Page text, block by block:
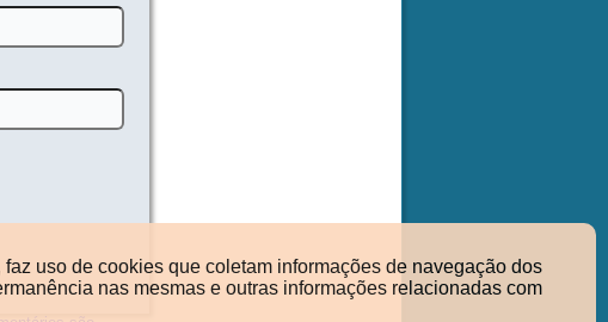
uso de cookies que coletam informações de navegação dos
nas mesmas e outras informações relacionadas com